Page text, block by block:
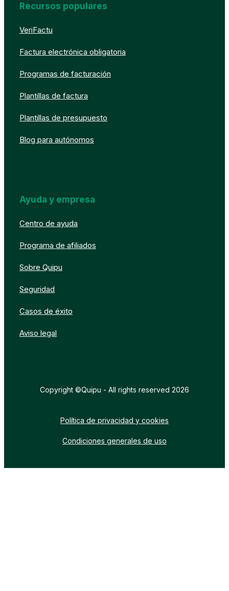
Recursos populares
VeriFactu
Factura electrónica obligatoria
Programas de facturación
Plantillas de factura
Plantillas de presupuesto
Blog para autónomos
Ayuda y empresa
Centro de ayuda
Programa de afiliados
Sobre Quipu
Seguridad
Casos de éxito
Aviso legal
Copyright ©Quipu - All rights reserved 2026
Política de privacidad y cookies
Condiciones generales de uso